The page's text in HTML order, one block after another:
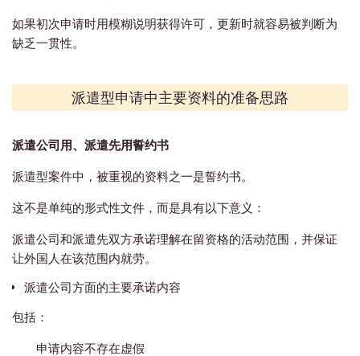
如果初次申请时用模糊说明获得许可，更新时就容易被判断为
缺乏一贯性。
派遣型申请中主要资料的准备思路
派遣公司用、派遣先用誓约书
派遣型案件中，被重视的资料之一是誓约书。
这不是单纯的形式性文件，而是具有以下意义：
派遣公司和派遣先双方承诺理解在留资格的活动范围，并保证
让外国人在该范围内就劳。
派遣公司方面的主要承诺内容
包括：
申请内容不存在虚假